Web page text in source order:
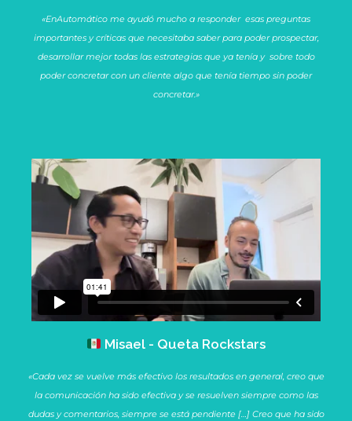
«EnAutomático me ayudó mucho a responder esas preguntas
importantes y críticas que necesitaba saber para poder prospectar,
desarrollar mejor todas las estrategias que ya tenía y sobre todo
poder concretar con un cliente algo que tenía tiempo sin poder
concretar.»
Misael - Queta Rockstars
«Cada vez se vuelve más efectivo los resultados en general, creo que
la comunicación ha sido efectiva y se resuelven siempre como las
dudas y comentarios, siempre se está pendiente […] Creo que ha sido